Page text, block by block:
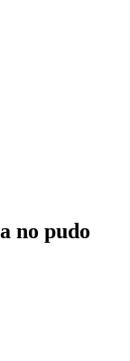
no pudo